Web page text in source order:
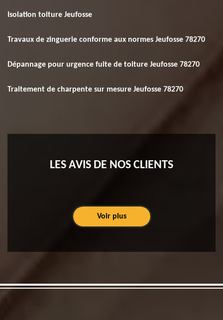
Isolation toiture Jeufosse
Travaux de zinguerie conforme aux normes Jeufosse 78270
Dépannage pour urgence fuite de toiture Jeufosse 78270
Traitement de charpente sur mesure Jeufosse 78270
LES AVIS DE NOS CLIENTS
Voir plus